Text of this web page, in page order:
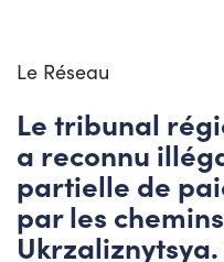
Le Réseau
Le tribunal
a reconnu
partielle de
par les